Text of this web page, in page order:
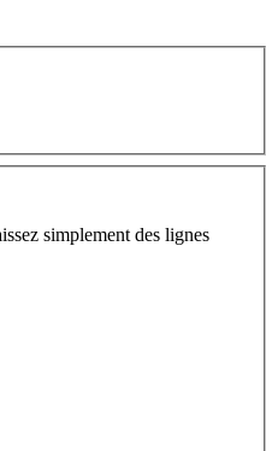
simplement des lignes